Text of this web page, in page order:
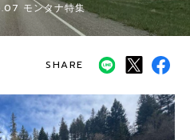
モンタナ特集
SHARE